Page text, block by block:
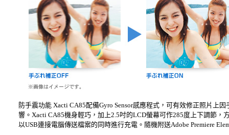
防手震功能 Xacti CA85配備Gyro Sensor感應程式，可有效修正照片上
響。Xacti CA85機身輕巧，加上2.5吋的LCD螢幕可作285度上下調節
以USB連接電腦傳送檔案的同時進行充電。隨機附送Adobe Premiere